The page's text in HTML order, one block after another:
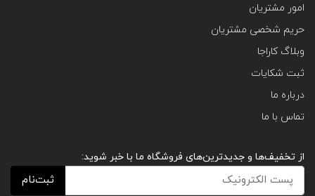
امور مشتریان
حریم شخصی مشتریان
وبلاگ کاراجا
ثبت شکایات
درباره ما
تماس با ما
از تخفیف‌ها و جدیدترین‌های فروشگاه ما با خبر شوید:
ثبت‌نام